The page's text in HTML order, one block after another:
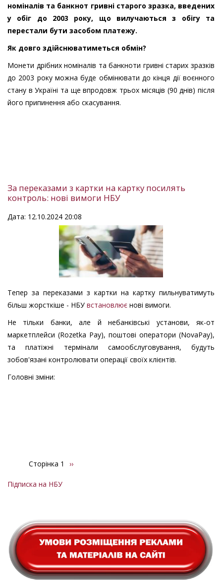
номіналів та банкнот гривні старого зразка, введених
у обіг до 2003 року, що вилучаються з обігу та
перестали бути засобом платежу.
Як довго здійснюватиметься обмін?
Монети дрібних номіналів та банкноти гривні старих зразків
до 2003 року можна буде обмінювати до кінця дії воєнного
стану в Україні та ще впродовж трьох місяців (90 днів) після
його припинення або скасування.
За переказами з картки на картку посилять
контроль: нові вимоги НБУ
Дата: 12.10.2024 20:08
Тепер за переказами з картки на картку пильнуватимуть
більш жорсткіше - НБУ встановлює нові вимоги.
Не тільки банки, але й небанківські установи, як-от
маркетплейси (Rozetka Pay), поштові оператори (NovaPay),
та платіжні термінали самообслуговування, будуть
зобов'язані контролювати операції своїх клієнтів.
Головні зміни:
Розбивка
сторінки
Сторінка 1
Наступна
››
Підписка на НБУ